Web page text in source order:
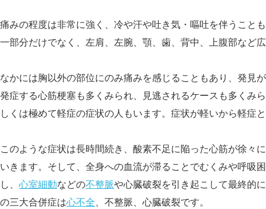
痛みの程度は非常に強く、冷や汗や吐き気・嘔吐を伴うこと
一部分だけでなく、左肩、左腕、顎、歯、背中、上腹部など
なかには胸以外の部位にのみ痛みを感じることもあり、発見
発症する心筋梗塞も多くみられ、見逃されるケースも多くみ
しくは極めて軽症の症状の人もいます。症状が軽いから軽症
このような症状は長時間続き、酸素不足に陥った心筋が徐々
いきます。そして、全身への血流が滞ることでむくみや呼吸
し、 心室細動などの不整脈や心臓破裂を引き起こして最終的
の三大合併症は心不全、不整脈、心臓破裂です。